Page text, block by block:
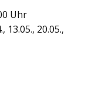
Uhr
13.05., 20.05.,